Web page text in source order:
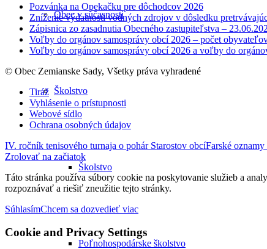
Obec v súčasnosti
Školstvo
Školstvo
Poľnohospodárske školstvo
Pozvánka na Opekačku pre dôchodcov 2026
Zníženie výdatnosti vodných zdrojov v dôsledku
Zápisnica zo zasadnutia Obecného zastupiteľstva –
Voľby do orgánov samosprávy obcí 2026 – počet
Voľby do orgánov samosprávy obcí 2026 a voľby do
© Obec Zemianske Sady, Všetky práva vyhradené
Tiráž
Vyhlásenie o prístupnosti
Webové sídlo
Ochrana osobných údajov
IV. ročník tenisového turnaja o pohár Starostov obcíFarské
Zrolovať na začiatok
Táto stránka používa súbory cookie na poskytovanie služieb a
rozpoznávať a riešiť zneužitie tejto stránky.
SúhlasímChcem sa dozvedieť viac
Cookie and Privacy Settings